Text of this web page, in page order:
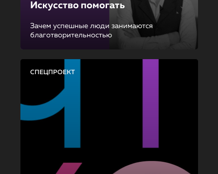
Искусство помогать
Зачем успешные люди занимаются
благотворительностью
СПЕЦПРОЕКТ